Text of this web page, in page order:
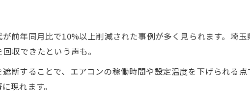
遮熱対策が求められる建物の特徴と選択基準
前年同月比で10%以上削減された事例が多く見られます。埼
収できたという声も。
断することで、エアコンの稼働時間や設定温度を下げられる
現れます。